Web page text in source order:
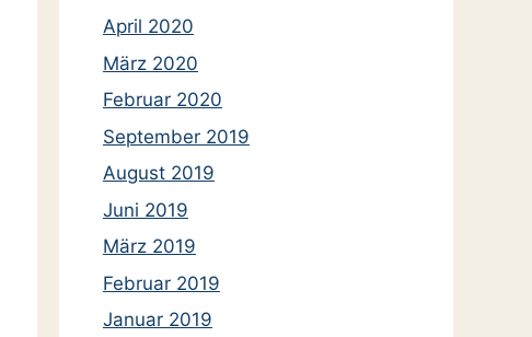
April 2020
März 2020
Februar 2020
September 2019
August 2019
Juni 2019
März 2019
Februar 2019
Januar 2019